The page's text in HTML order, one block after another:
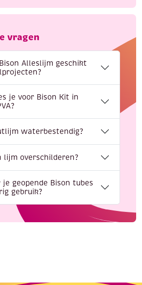
vragen
Alleslijm geschikt
je voor Bison Kit in
waterbestendig?
lijm overschilderen?
je geopende Bison tubes
gebruik?